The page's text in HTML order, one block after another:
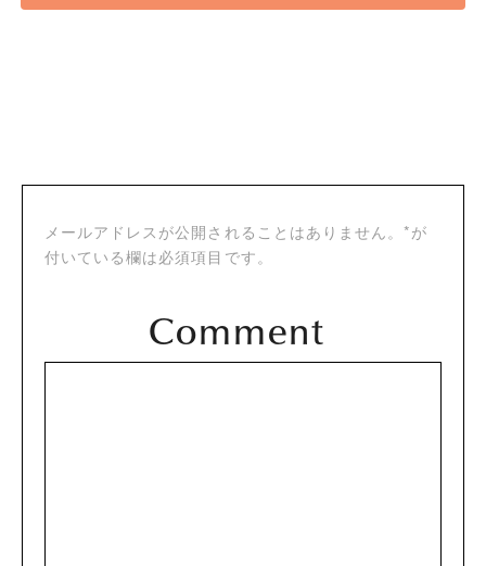
メールアドレスが公開されることはありません。*が
付いている欄は必須項目です。